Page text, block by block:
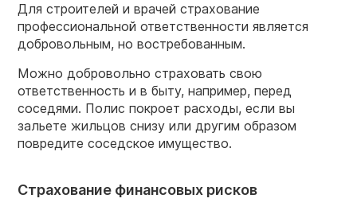
Для строителей и врачей страхование
профессиональной ответственности является
добровольным, но востребованным.
Можно добровольно страховать свою
ответственность и в быту, например, перед
соседями. Полис покроет расходы, если вы
зальете жильцов снизу или другим образом
повредите соседское имущество.
Страхование финансовых рисков